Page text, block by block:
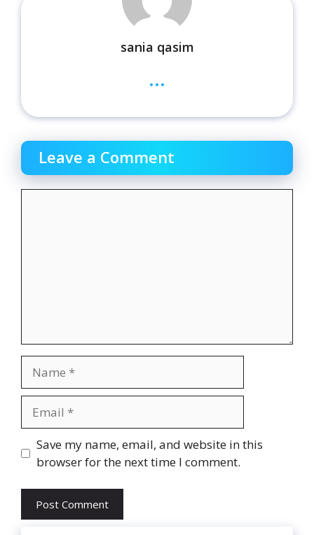
sania qasim
...
Leave a Comment
Website
Save my name, email, and website in this
browser for the next time I comment.